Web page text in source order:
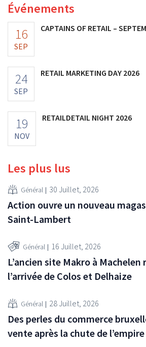
Événements
16
SEP
CAPTAINS OF RETAIL –
24
SEP
RETAIL MARKETING DAY 2026
19
NOV
RETAILDETAIL NIGHT 2026
Les plus lus
Général 30 Juillet, 2026
Action ouvre un nouveau
Saint-Lambert
Général 16 Juillet, 2026
L’ancien site Makro à Machelen
l’arrivée de Colos et Delhaize
Général 28 Juillet, 2026
Des perles du commerce
vente après la chute de